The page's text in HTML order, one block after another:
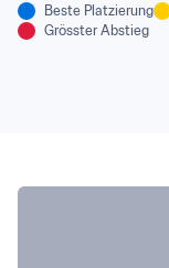
Beste Platzierung
Grösster Abstieg